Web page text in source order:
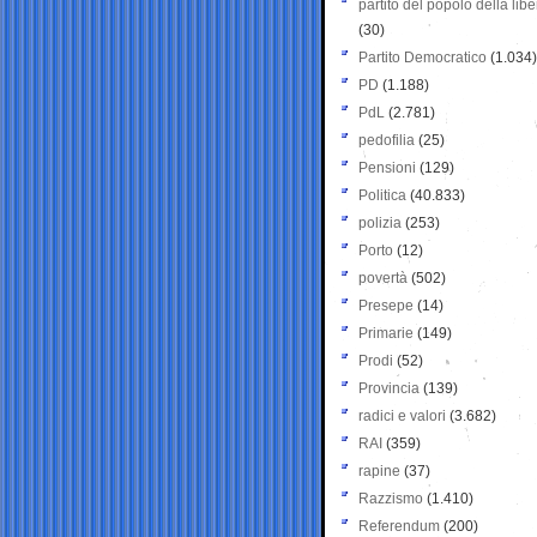
partito del popolo della
(30)
Partito Democratico (1.034)
PD (1.188)
PdL (2.781)
pedofilia (25)
Pensioni (129)
Politica (40.833)
polizia (253)
Porto (12)
povertà (502)
Presepe (14)
Primarie (149)
Prodi (52)
Provincia (139)
radici e valori (3.682)
RAI (359)
rapine (37)
Razzismo (1.410)
Referendum (200)